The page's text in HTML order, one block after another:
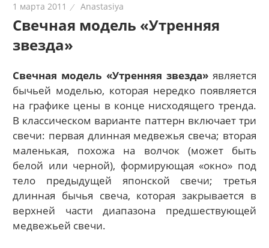
стратегии,
сигналы,
новости…
1 марта 2011 Anastasiya
Свечная модель «Утренняя
звезда»
Свечная модель «Утренняя звезда»является
бычьей моделью, которая нередко появляется
на графике цены в конце нисходящего тренда.
В классическом варианте паттерн включает три
свечи: первая длинная медвежья свеча; вторая
маленькая, похожа на волчок (может быть
белой или черной), формирующая «окно» под
тело предыдущей японской свечи; третья
длинная бычья свеча, которая закрывается в
верхней части диапазона предшествующей
медвежьей свечи.